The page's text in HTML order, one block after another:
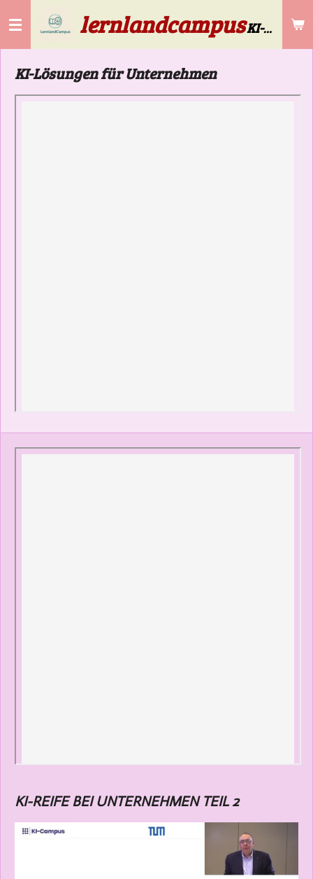
Zum
Hauptinhalt
lernlandcampusKI-Lösungen für die Gebäudereinigung & Selbstständige ab 50
KI-Lösungen für Unternehmen
KI-REIFE BEI UNTERNEHMEN TEIL 2